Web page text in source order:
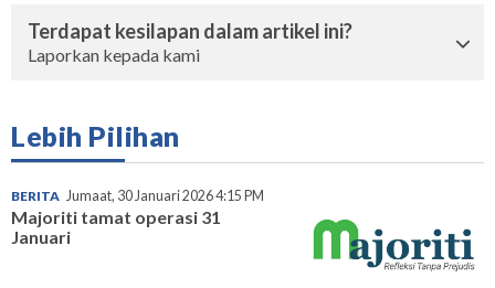
Terdapat kesilapan dalam artikel ini?
Laporkan kepada kami
Lebih Pilihan
BERITA Jumaat, 30 Januari 2026 4:15 PM
Majoriti tamat operasi 31
Januari